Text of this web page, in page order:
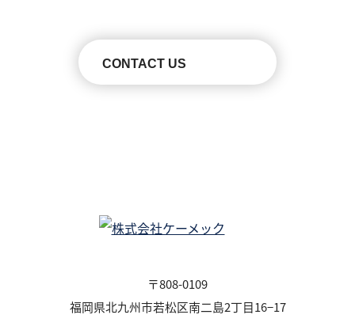
CONTACT US
〒808-0109
福岡県北九州市若松区南二島2丁目16−17